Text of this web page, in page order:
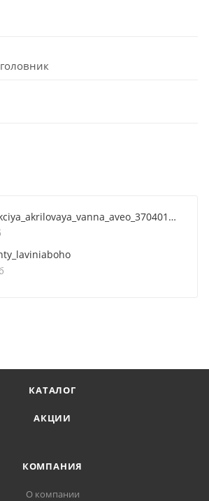
instrukciya_akrilovaya_vanna_aveo_37040140
КАТАЛОГ
АКЦИИ
КОМПАНИЯ
О компании